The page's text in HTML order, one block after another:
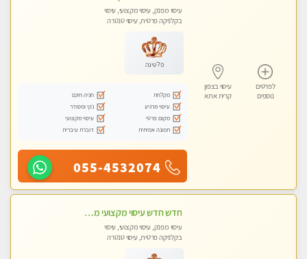
לפרטים
נוספים
עיסוי בצפון
קרית אתא
עיסוי מפנק, עיסוי מקצועי, עיסוי
בקלניקה פרטית, עיסוי טנטרה
פלטינה
מקלחת
חניה חינם
עיסוי מרגיע
נקי ומסודר
מקום פרטי
עיסוי מקצועי
תמונה אמיתית
דוברת עיברית
055-4532074
חדש חדש עיסוי מקצועי מפנק עיסוי עם אבנים חמות. מעסה עם תעודות. טיפול מרגיע משוחרר באווירה נעימה נקיה ומסודרת
עיסוי מפנק, עיסוי מקצועי, עיסוי
בקלניקה פרטית, עיסוי טנטרה